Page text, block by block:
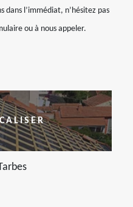
dans l’immédiat, n’hésitez pas
ou à nous appeler.